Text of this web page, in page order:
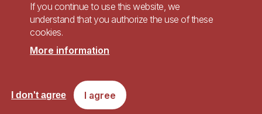
página
Accessibility Legal warning
Accessible website in accordance with Royal Decree 1112/2018, of September
7, on accessibility of websites and applications for mobile devices in the
public sector.
If you continue to use this website, we
understand that you authorize the use of these
cookies.
More information
I agree
I don't agree